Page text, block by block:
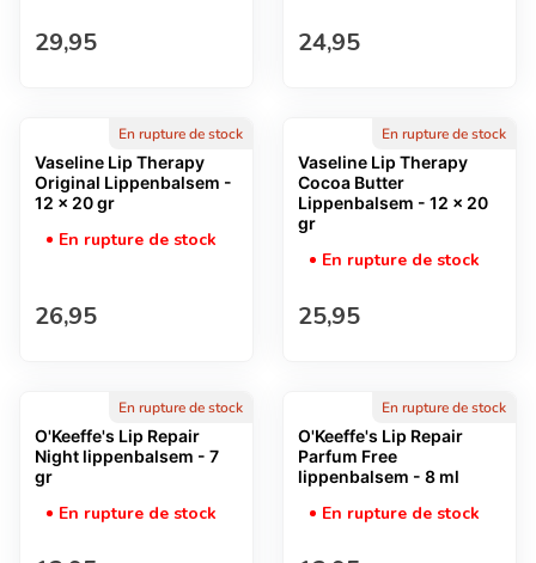
Prix normal
29,95 Prix normal
24,95
En rupture de stock
Vaseline Lip Therapy
Original Lippenbalsem -
12 x 20 gr
En rupture de stock
Prix normal
26,95
En rupture de stock
Vaseline Lip Therapy
Cocoa Butter
Lippenbalsem - 12 x 20
gr
En rupture de stock
Prix normal
25,95
En rupture de stock
O'Keeffe's Lip Repair
Night lippenbalsem - 7
gr
En rupture de stock
En rupture de stock
O'Keeffe's Lip Repair
Parfum Free
lippenbalsem - 8 ml
En rupture de stock